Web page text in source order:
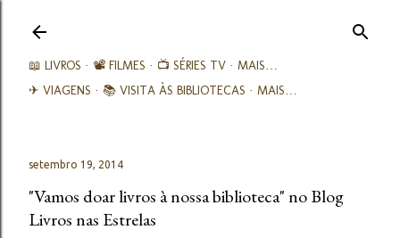
📖 LIVROS 📽️ FILMES 📺 SÉRIES TV
MAIS…
✈ VIAGENS
📚︎ VISITA ÀS BIBLIOTECAS MAIS…
setembro 19, 2014
"Vamos doar livros à nossa biblioteca" no Blog
Livros nas Estrelas